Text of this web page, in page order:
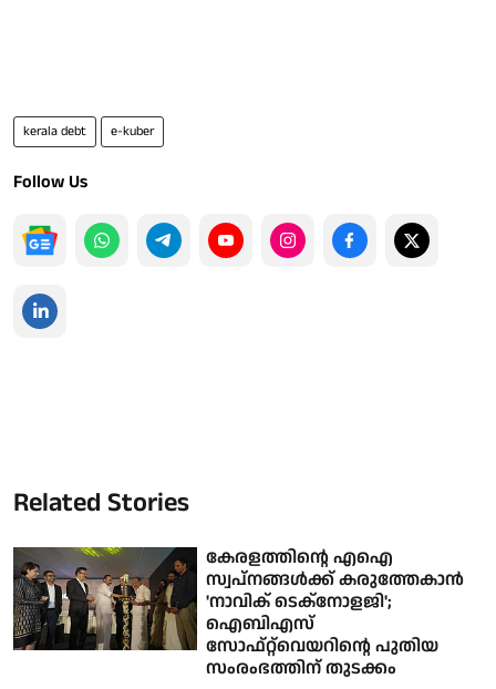
kerala debt e-kuber
Follow Us
Related Stories
കേരളത്തിന്റെ എഐ
സ്വപ്നങ്ങൾക്ക് കരുത്തേകാൻ
'നാവിക് ടെക്നോളജി';
ഐബിഎസ്
സോഫ്റ്റ്‌വെയറിന്റെ പുതിയ
സംരംഭത്തിന് തുടക്കം